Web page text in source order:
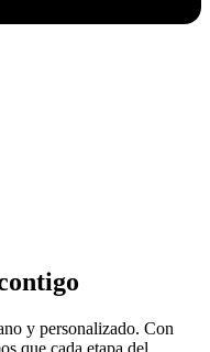
y personalizado. Con